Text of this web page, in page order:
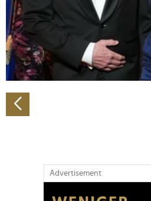
zu können und die Zugriffe auf
analysieren. Außerdem geben
Verwendung unserer Website an
soziale Medien, Werbung und
Partner führen diese
weiteren Daten zusammen, die
gesammelt haben.
Advertisement